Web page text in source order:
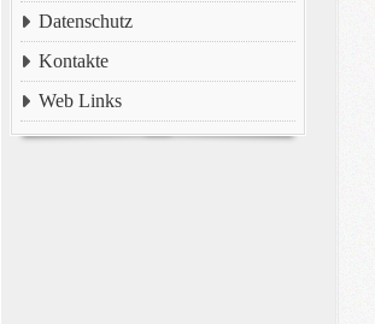
Datenschutz
Kontakte
Web Links